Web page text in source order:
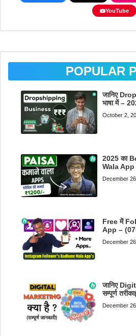
YouTube
POPULAR
जानिए
भाषा में –
October 2,
2025 का
Wala App
December
Free में
App –
December
जानिए
सम्पूर्ण
December